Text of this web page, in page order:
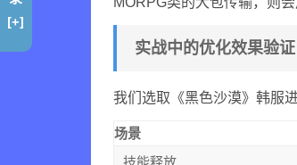
实战中的优化效果验证
我们选取《黑色沙漠》韩服
场景
技能释放
[+]